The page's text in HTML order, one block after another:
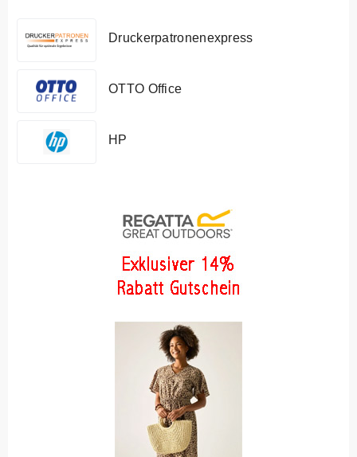
Druckerpatronenexpress
OTTO Office
HP